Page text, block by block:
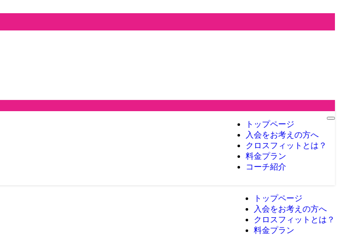
トップページ
入会をお考えの方へ
クロスフィットとは？
料金プラン
コーチ紹介
トップページ
入会をお考えの方へ
クロスフィットとは？
料金プラン